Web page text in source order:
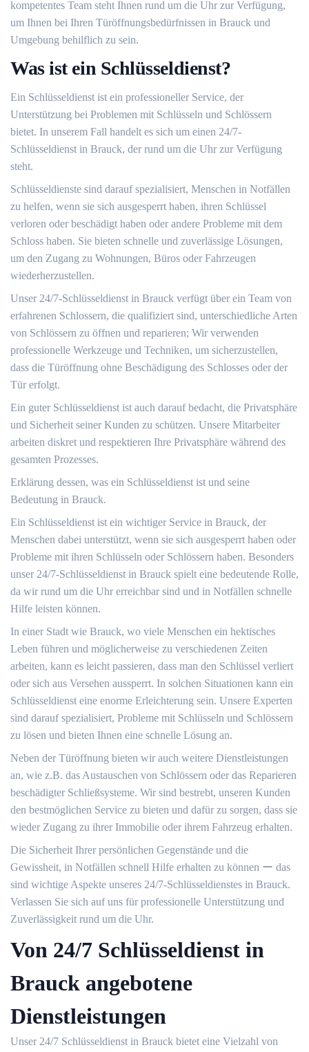
kompetentes Team steht Ihnen rund um die Uhr zur Verfügung,
um Ihnen bei Ihren Türöffnungsbedürfnissen in Brauck und
Umgebung behilflich zu sein.​
Was ist ein Schlüsseldienst?​
Ein Schlüsseldienst ist ein professioneller Service, der
Unterstützung bei Problemen mit Schlüsseln und Schlössern
bietet.​ In unserem Fall handelt es sich um einen 24/7-
Schlüsseldienst in Brauck, der rund um die Uhr zur Verfügung
steht.​
Schlüsseldienste sind darauf spezialisiert, Menschen in Notfällen
zu helfen, wenn sie sich ausgesperrt haben, ihren Schlüssel
verloren oder beschädigt haben oder andere Probleme mit dem
Schloss haben.​ Sie bieten schnelle und zuverlässige Lösungen,
um den Zugang zu Wohnungen, Büros oder Fahrzeugen
wiederherzustellen.​
Unser 24/7-Schlüsseldienst in Brauck verfügt über ein Team von
erfahrenen Schlossern, die qualifiziert sind, unterschiedliche Arten
von Schlössern zu öffnen und reparieren; Wir verwenden
professionelle Werkzeuge und Techniken, um sicherzustellen,
dass die Türöffnung ohne Beschädigung des Schlosses oder der
Tür erfolgt.​
Ein guter Schlüsseldienst ist auch darauf bedacht, die Privatsphäre
und Sicherheit seiner Kunden zu schützen.​ Unsere Mitarbeiter
arbeiten diskret und respektieren Ihre Privatsphäre während des
gesamten Prozesses.​
Erklärung dessen, was ein Schlüsseldienst ist und seine
Bedeutung in Brauck.​
Ein Schlüsseldienst ist ein wichtiger Service in Brauck, der
Menschen dabei unterstützt, wenn sie sich ausgesperrt haben oder
Probleme mit ihren Schlüsseln oder Schlössern haben.​ Besonders
unser 24/7-Schlüsseldienst in Brauck spielt eine bedeutende Rolle,
da wir rund um die Uhr erreichbar sind und in Notfällen schnelle
Hilfe leisten können.
In einer Stadt wie Brauck, wo viele Menschen ein hektisches
Leben führen und möglicherweise zu verschiedenen Zeiten
arbeiten, kann es leicht passieren, dass man den Schlüssel verliert
oder sich aus Versehen aussperrt.​ In solchen Situationen kann ein
Schlüsseldienst eine enorme Erleichterung sein.​ Unsere Experten
sind darauf spezialisiert, Probleme mit Schlüsseln und Schlössern
zu lösen und bieten Ihnen eine schnelle Lösung an.​
Neben der Türöffnung bieten wir auch weitere Dienstleistungen
an, wie z.​B. das Austauschen von Schlössern oder das Reparieren
beschädigter Schließsysteme.​ Wir sind bestrebt, unseren Kunden
den bestmöglichen Service zu bieten und dafür zu sorgen, dass sie
wieder Zugang zu ihrer Immobilie oder ihrem Fahrzeug erhalten.​
Die Sicherheit Ihrer persönlichen Gegenstände und die
Gewissheit, in Notfällen schnell Hilfe erhalten zu können ー das
sind wichtige Aspekte unseres 24/7-Schlüsseldienstes in Brauck.​
Verlassen Sie sich auf uns für professionelle Unterstützung und
Zuverlässigkeit rund um die Uhr.​
Von 24/7 Schlüsseldienst in
Brauck angebotene
Dienstleistungen
Unser 24/7 Schlüsseldienst in Brauck bietet eine Vielzahl von